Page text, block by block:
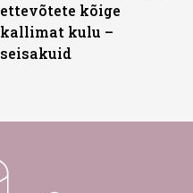
ettevõtete kõige
kallimat kulu –
seisakuid